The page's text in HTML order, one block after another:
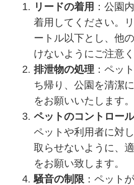
リードの着用 ：公園
着用してください。
ートル以下とし、他
けないようにご注意く
排泄物の処理 ：ペッ
ち帰り、公園を清潔
をお願いいたします。
ペットのコントロール
ペットや利用者に対
取らせないように、
をお願い致します。
騒音の制限 ：ペット